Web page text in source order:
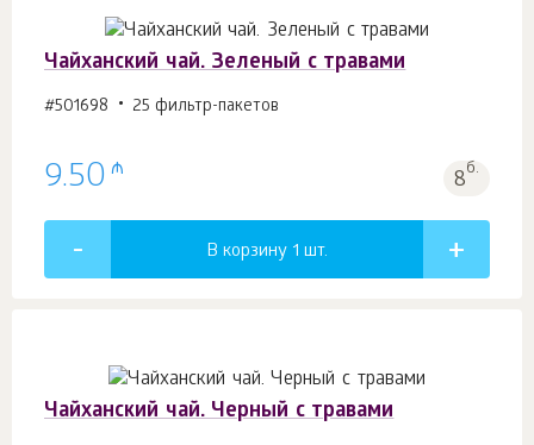
Чайханский чай. Зеленый с травами
#501698 25 фильтр-пакетов
9.50 ₼ 8б.
В корзину 1 шт.
Чайханский чай. Черный с травами